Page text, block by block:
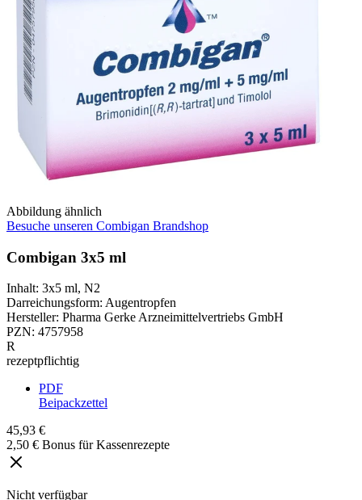
Abbildung ähnlich
Besuche unseren Combigan Brandshop
Combigan 3x5 ml
Inhalt: 3x5 ml, N2
Darreichungsform: Augentropfen
Hersteller: Pharma Gerke Arzneimittelvertriebs GmbH
PZN: 4757958
R
rezeptpflichtig
PDF
Beipackzettel
45,93 €
2,50 € Bonus für Kassenrezepte
Nicht verfügbar